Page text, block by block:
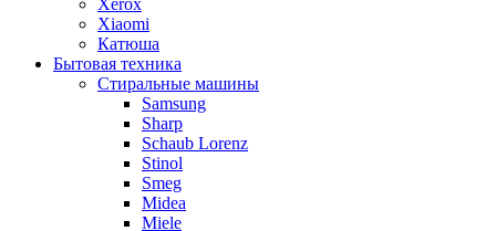
Xerox
Xiaomi
Катюша
Бытовая техника
Стиральные машины
Samsung
Sharp
Schaub Lorenz
Stinol
Smeg
Midea
Miele